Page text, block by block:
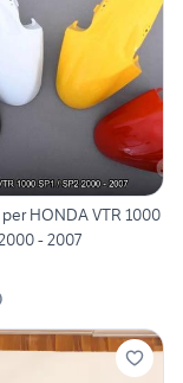
HONDA VTR 1000
- 2007
)